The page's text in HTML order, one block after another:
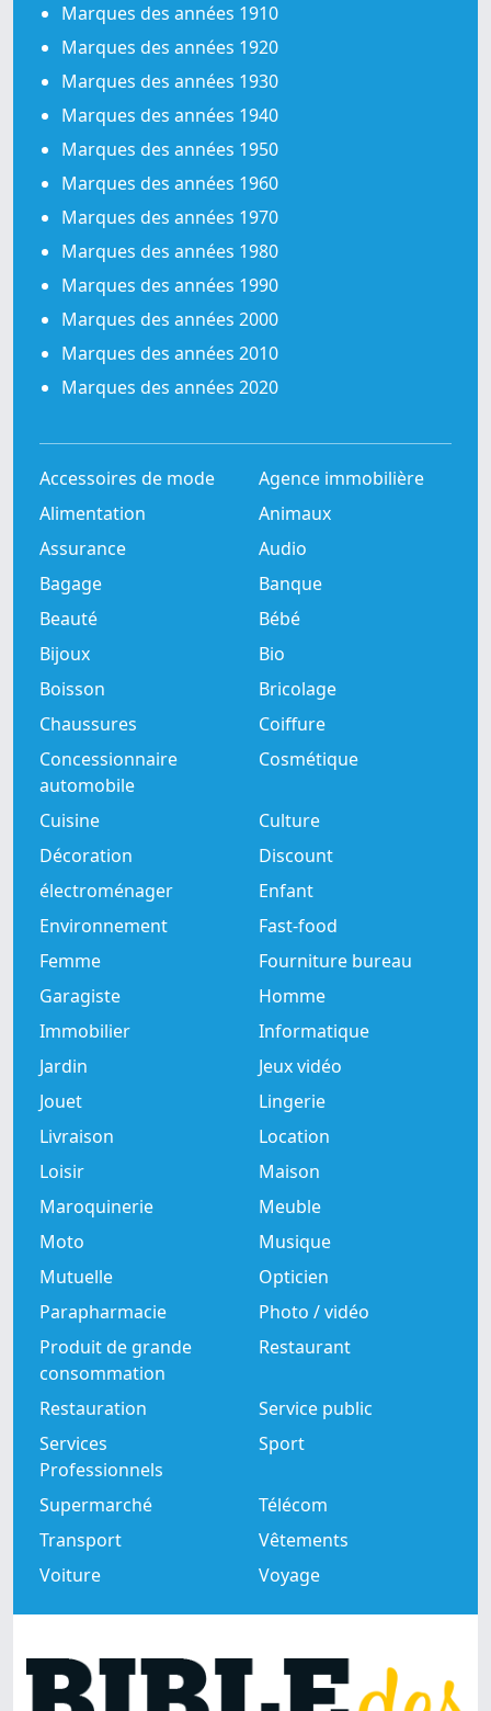
Marques des années 1910
Marques des années 1920
Marques des années 1930
Marques des années 1940
Marques des années 1950
Marques des années 1960
Marques des années 1970
Marques des années 1980
Marques des années 1990
Marques des années 2000
Marques des années 2010
Marques des années 2020
Accessoires de mode
Agence immobilière
Alimentation
Animaux
Assurance
Audio
Bagage
Banque
Beauté
Bébé
Bijoux
Bio
Boisson
Bricolage
Chaussures
Coiffure
Concessionnaire
automobile
Cosmétique
Cuisine
Culture
Décoration
Discount
électroménager
Enfant
Environnement
Fast-food
Femme
Fourniture bureau
Garagiste
Homme
Immobilier
Informatique
Jardin
Jeux vidéo
Jouet
Lingerie
Livraison
Location
Loisir
Maison
Maroquinerie
Meuble
Moto
Musique
Mutuelle
Opticien
Parapharmacie
Photo / vidéo
Produit de grande
consommation
Restaurant
Restauration
Service public
Services
Professionnels
Sport
Supermarché
Télécom
Transport
Vêtements
Voiture
Voyage